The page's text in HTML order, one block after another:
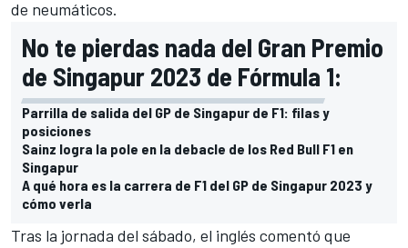
de neumáticos.
No te pierdas nada del Gran Premio
de Singapur 2023 de Fórmula 1:
Parrilla de salida del GP de Singapur de F1: filas y
posiciones
Sainz logra la pole en la debacle de los Red Bull F1 en
Singapur
A qué hora es la carrera de F1 del GP de Singapur 2023 y
cómo verla
Tras la jornada del sábado, el inglés comentó que